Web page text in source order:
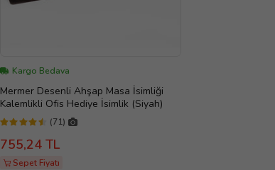
Kargo Bedava
Mermer Desenli Ahşap Masa İsimliği
Kalemlikli Ofis Hediye İsimlik (Siyah)
(71)
755,24 TL
Sepet Fiyatı